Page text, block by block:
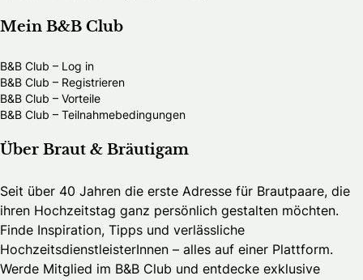
Mein B&B Club
B&B Club – Log in
B&B Club – Registrieren
B&B Club – Vorteile
B&B Club – Teilnahmebedingungen
Über Braut & Bräutigam
Seit über 40 Jahren die erste Adresse für Brautpaare, die
ihren Hochzeitstag ganz persönlich gestalten möchten.
Finde Inspiration, Tipps und verlässliche
HochzeitsdienstleisterInnen – alles auf einer Plattform.
Werde Mitglied im B&B Club und entdecke exklusive